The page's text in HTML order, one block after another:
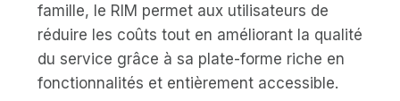
famille, le RIM permet aux utilisateurs de
réduire les coûts tout en améliorant la qualité
du service grâce à sa plate-forme riche en
fonctionnalités et entièrement accessible.